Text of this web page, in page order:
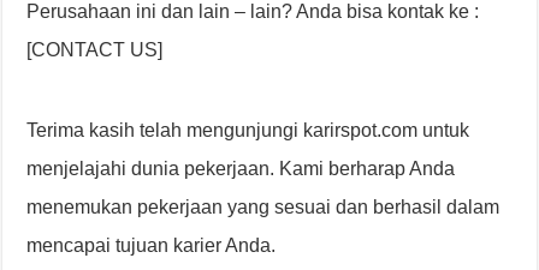
Perusahaan ini dan lain – lain? Anda bisa kontak ke :
[CONTACT US]
Terima kasih telah mengunjungi karirspot.com untuk
menjelajahi dunia pekerjaan. Kami berharap Anda
menemukan pekerjaan yang sesuai dan berhasil dalam
mencapai tujuan karier Anda.